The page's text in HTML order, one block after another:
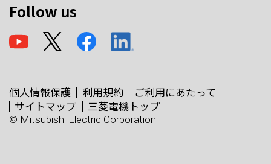
Follow us
個人情報保護 利用規約
ご利用にあたって
サイトマップ
三菱電機トップ
© Mitsubishi Electric Corporation